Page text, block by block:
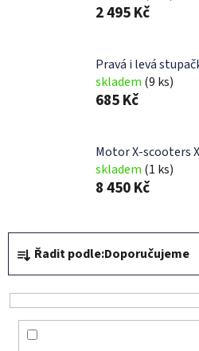
2 495 Kč
Pravá i levá
skladem (9 ks)
685 Kč
Motor X-scooters
skladem (1 ks)
8 450 Kč
Ř
a
z
e
Řadit podle:Doporučujeme